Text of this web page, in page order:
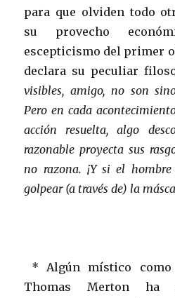
para que olviden todo
su provecho
escepticismo del primer
declara su peculiar
visibles, amigo, no son
Pero en cada
acción resuelta, algo
razonable proyecta sus
no razona. ¡Y si el
golpear (a través de) la
* Algún místico como
Thomas Merton ha